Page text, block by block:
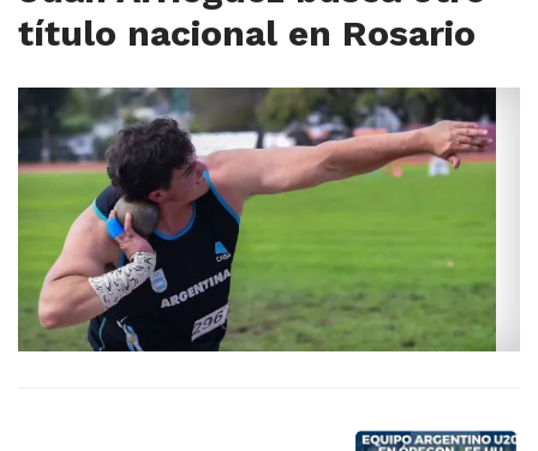
título nacional en Rosario